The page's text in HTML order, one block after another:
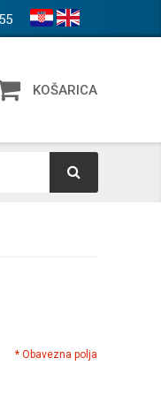
KOŠARICA
* Obavezna polja